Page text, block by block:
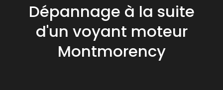
Dépannage à la suite
d'un voyant moteur
Montmorency